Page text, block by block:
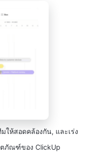
ห้สอดคล้องกัน, และเร่ง
ภัณฑ์ของ ClickUp